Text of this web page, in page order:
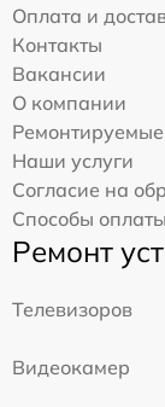
Оплата и
Контакты
Вакансии
О компании
Наши услуги
Согласие на
Способы оплаты
Ремонт
Телевизоров
Видеокамер